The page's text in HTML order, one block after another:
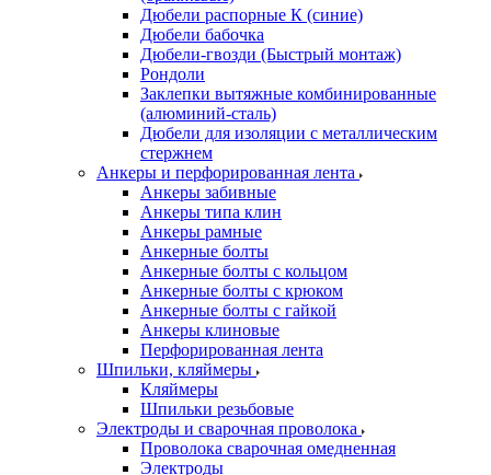
Дюбели распорные К (синие)
Дюбели бабочка
Дюбели-гвозди (Быстрый монтаж)
Рондоли
Заклепки вытяжные комбинированные
(алюминий-сталь)
Дюбели для изоляции с металлическим
стержнем
Анкеры и перфорированная лента
Анкеры забивные
Анкеры типа клин
Анкеры рамные
Анкерные болты
Анкерные болты с кольцом
Анкерные болты с крюком
Анкерные болты с гайкой
Анкеры клиновые
Перфорированная лента
Шпильки, кляймеры
Кляймеры
Шпильки резьбовые
Электроды и сварочная проволока
Проволока сварочная омедненная
Электроды